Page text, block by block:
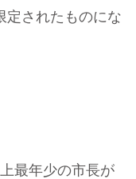
定されたものにな
最年少の市長が